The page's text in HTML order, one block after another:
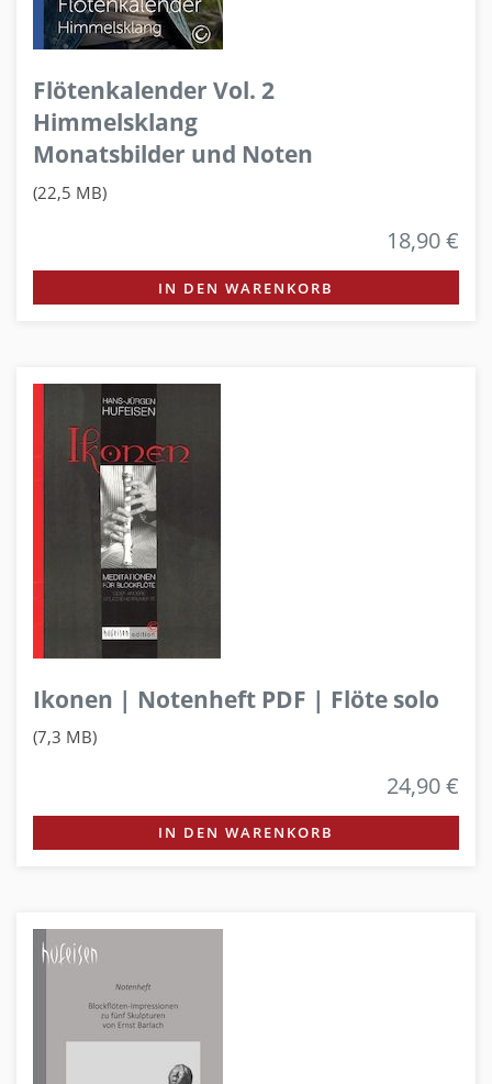
Flötenkalender Vol. 2
Himmelsklang
Monatsbilder und Noten
(22,5 MB)
18,90 €
IN DEN WARENKORB
Ikonen | Notenheft PDF | Flöte solo
(7,3 MB)
24,90 €
IN DEN WARENKORB